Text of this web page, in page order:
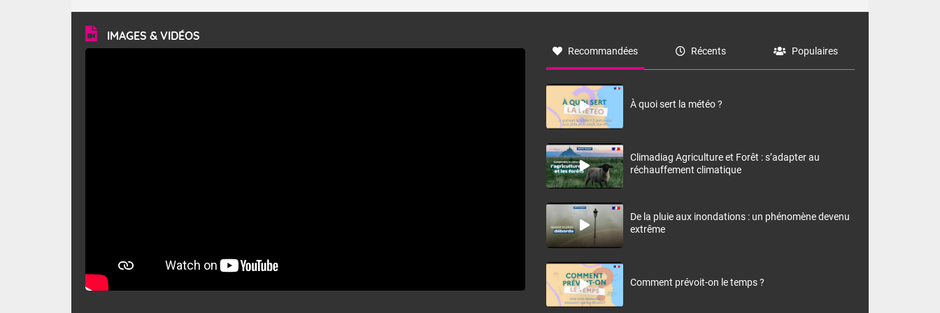
vitesse moyenne de 50 km/h et atteindre 80 à 100 km/h
en rafales, parfois davantage. Il parcourt la basse vallée
du Rhône et la Provence et envahit le littoral
méditerranéen à partir de la Camargue.
à nord-ouest, dans un secteur qui part du Roussillon à la
monts, en allusion aux régions montagneuses d’où
IMAGES & VIDÉOS
Recommandées Récents Populaires
À quoi sert la météo ?
Climadiag Agriculture et Forêt : s’adapter au
réchauffement climatique
De la pluie aux inondations : un phénomène devenu
extrême
Comment prévoit-on le temps ?